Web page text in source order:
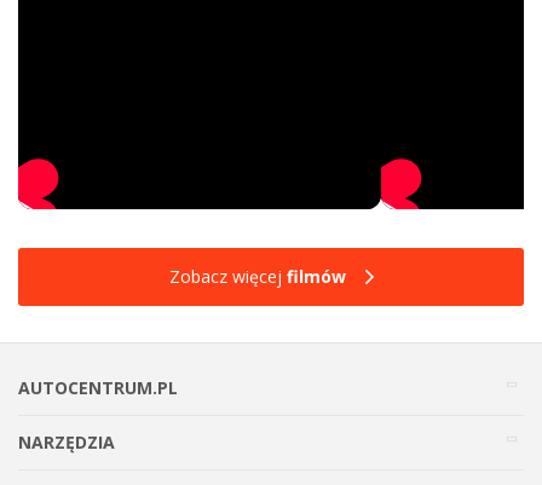
Zobacz więcej filmów
AUTOCENTRUM.PL
NARZĘDZIA